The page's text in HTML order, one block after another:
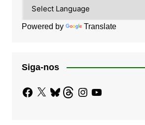
Powered by Translate
Siga-nos
Facebook
X BlueskyThreadsInstagram
YouTube